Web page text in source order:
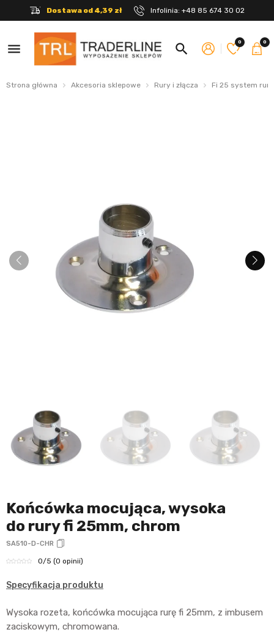
Dostawa od 4,39 zł Infolinia: +48 85 674 30 02
menu search 0 0
Strona główna Akcesoria sklepowe Rury i złącza Fi 25 system
Końcówka mocująca, wysoka
do rury fi 25mm, chrom
SA510-D-CHR
0/5 (0 opinii)
Specyfikacja produktu
Wysoka rozeta, końcówka mocująca rurę fi 25mm, z imbusem
zaciskowym, chromowana.